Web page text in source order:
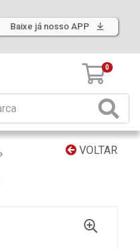
Baixe já nosso APP
0
VOLTAR